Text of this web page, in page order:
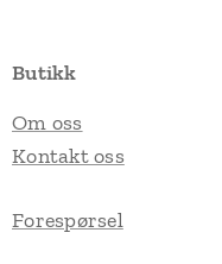
Butikk
Om oss
Kontakt oss
Forespørsel